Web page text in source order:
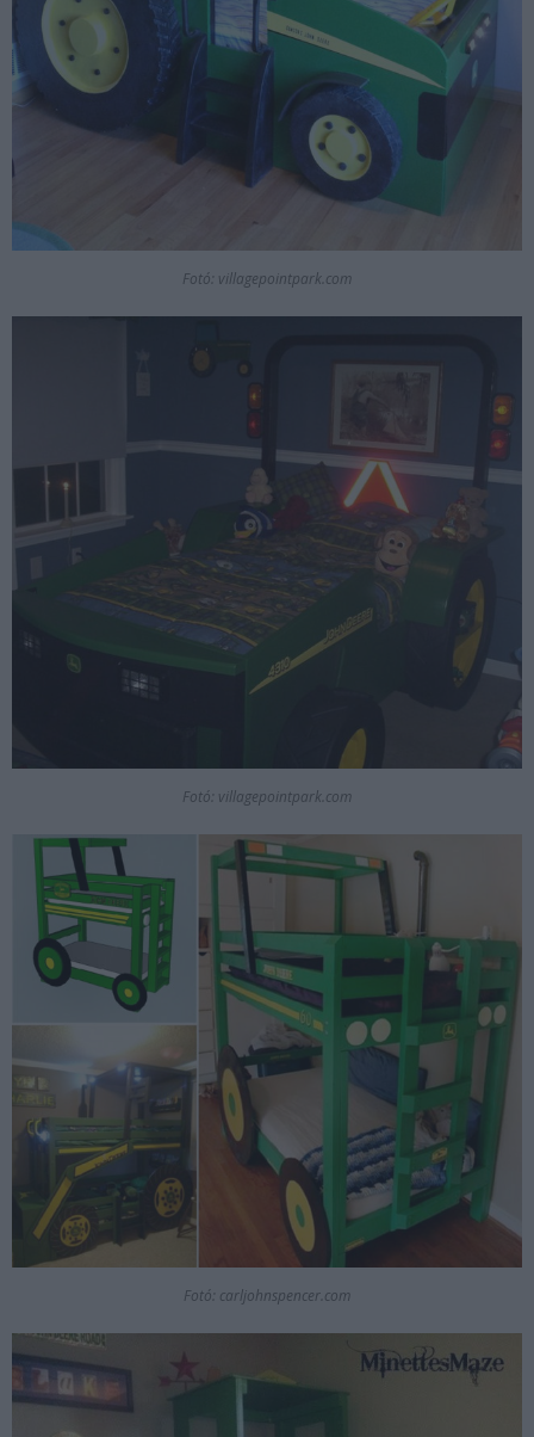
Fotó: villagepointpark.com
Fotó: villagepointpark.com
Fotó: carljohnspencer.com